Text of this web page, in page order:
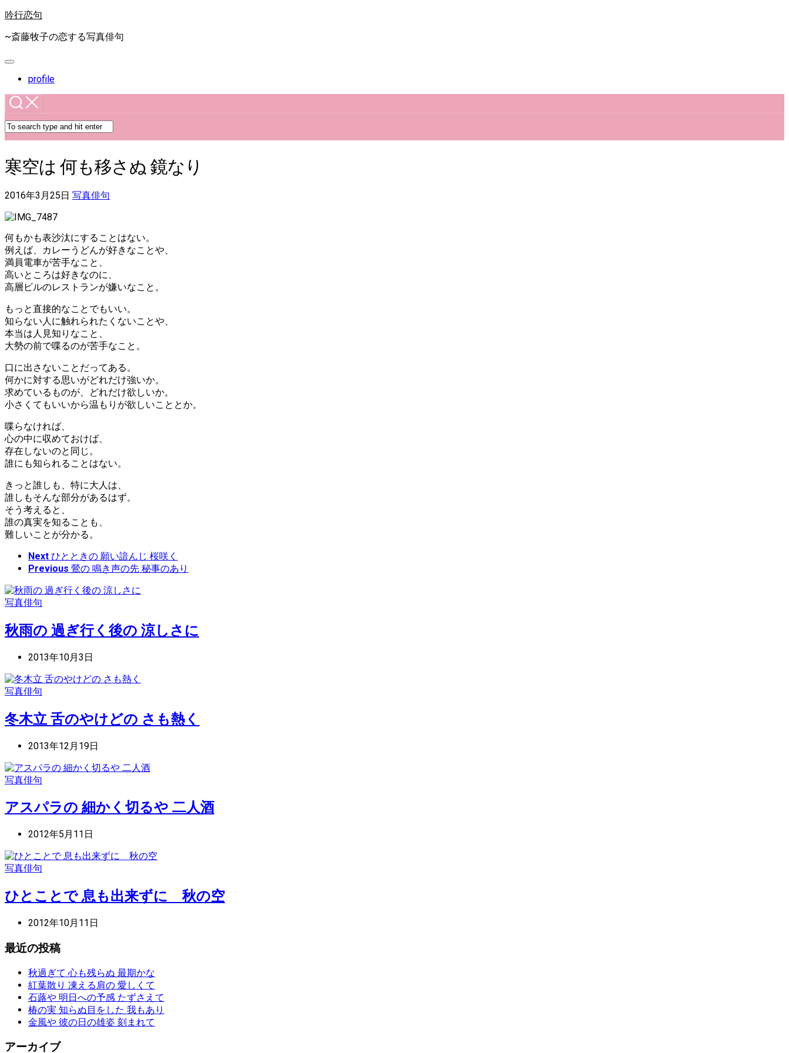
Skip
content
吟行恋句
~斎藤牧子の恋する写真俳句
Expand
profile
寒空は 何も移さぬ 鏡なり
2016年3月25日 写真俳句
何もかも表沙汰にすることはない。
例えば、カレーうどんが好きなことや、
満員電車が苦手なこと、
高いところは好きなのに、
高層ビルのレストランが嫌いなこと。
もっと直接的なことでもいい。
知らない人に触れられたくないことや、
本当は人見知りなこと、
大勢の前で喋るのが苦手なこと。
口に出さないことだってある。
何かに対する思いがどれだけ強いか。
求めているものが、どれだけ欲しいか。
小さくてもいいから温もりが欲しいこととか。
喋らなければ、
心の中に収めておけば、
存在しないのと同じ。
誰にも知られることはない。
きっと誰しも、特に大人は、
誰しもそんな部分があるはず。
そう考えると、
誰の真実を知ることも、
難しいことが分かる。
Next ひとときの 願い諳んじ 桜咲く
Previous 鶯の 鳴き声の先 秘事のあり
写真俳句
秋雨の 過ぎ行く後の 涼しさに
2013年10月3日
写真俳句
冬木立 舌のやけどの さも熱く
2013年12月19日
写真俳句
アスパラの 細かく切るや 二人酒
2012年5月11日
写真俳句
ひとことで 息も出来ずに 秋の空
2012年10月11日
最近の投稿
秋過ぎて 心も残らぬ 最期かな
紅葉散り 凍える肩の 愛しくて
石蕗や 明日への予感 たずさえて
椿の実 知らぬ目をした 我もあり
金風や 彼の日の雄姿 刻まれて
アーカイブ